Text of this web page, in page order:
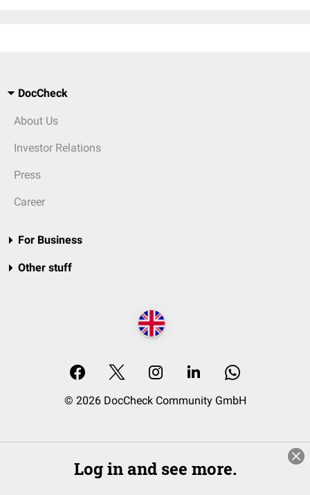
DocCheck
About Us
Investor Relations
Press
Career
For Business
Other stuff
© 2026 DocCheck Community GmbH
Log in and see more.